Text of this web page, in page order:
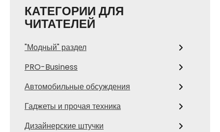
КАТЕГОРИИ ДЛЯ
ЧИТАТЕЛЕЙ
"Модный" раздел
PRO-Business
Автомобильные обсуждения
Гаджеты и прочая техника
Дизайнерские штучки